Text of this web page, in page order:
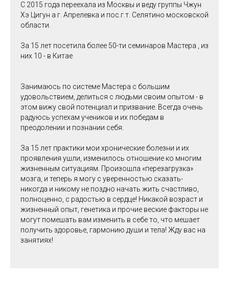
С 2015 года переехала из Москвы и веду группы Чжун
Хэ Цигун а г. Апрелевка и пос.г.т. Селятино московской
области.
За 15 лет посетила более 50-ти семинаров Мастера , из
них 10 - в Китае
Занимаюсь по системе Мастера с большим
удовольствием, делиться с людьми своим опытом - в
этом вижу свой потенциал и призвание. Всегда очень
радуюсь успехам учеников и их победам в
преодолении и познании себя.
За 15 лет практики мои хронические болезни и их
проявления ушли, изменилось отношение ко многим
жизненным ситуациям. Произошла «перезагрузка»
мозга, и теперь я могу с уверенностью сказать-
никогда и никому не поздно начать жить счастливо,
полноценно, с радостью в сердце! Никакой возраст и
жизненный опыт, генетика и прочие веские факторы не
могут помешать вам изменить в себе то, что мешает
получить здоровье, гармонию души и тела! Жду вас на
занятиях!